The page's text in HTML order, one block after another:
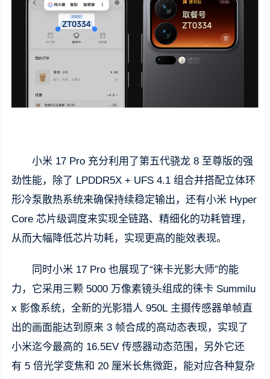
小米 17 Pro 充分利用了第五代骁龙 8 至尊版的强
劲性能，除了 LPDDR5X + UFS 4.1 组合并搭配立体环
形冷泵散热系统来确保持续稳定输出，还有小米 Hyper
Core 芯片级调度来实现全链路、精细化的功耗管理，
从而大幅降低芯片功耗，实现更高的能效表现。
同时小米 17 Pro 也展现了“徕卡光影大师”的能
力，它采用三颗 5000 万像素镜头组成的徕卡 Summilu
x 影像系统，全新的光影猎人 950L 主摄传感器单帧直
出的画面能达到原来 3 帧合成的高动态表现，实现了
小米迄今最高的 16.5EV 传感器动态范围，另外它还
有 5 倍光学变焦和 20 厘米长焦微距，能对应各种复杂